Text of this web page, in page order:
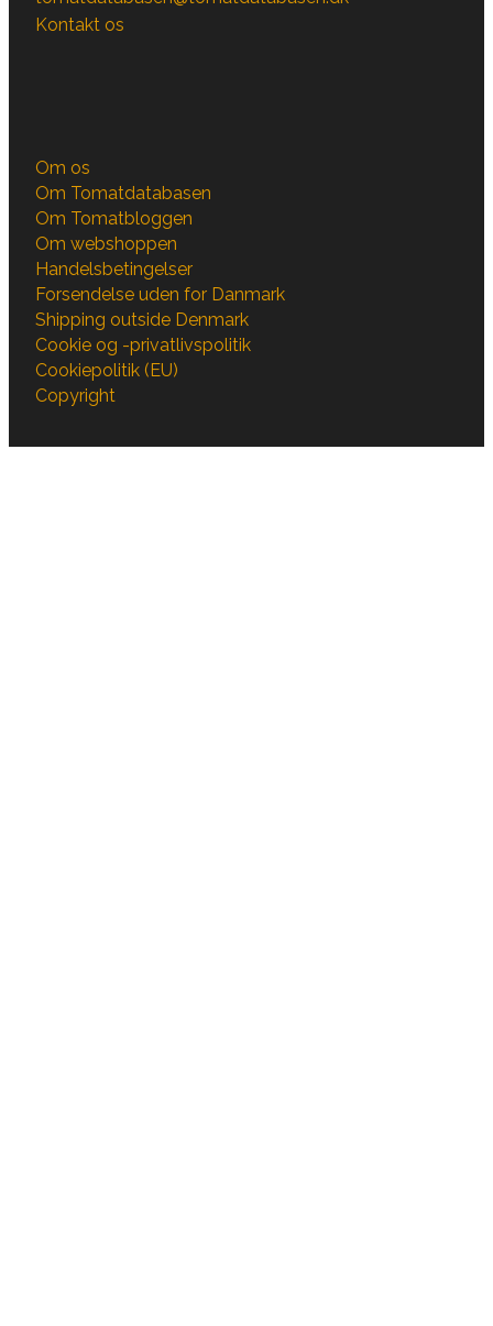
Kontakt os
Om os
Om Tomatdatabasen
Om Tomatbloggen
Om webshoppen
Handelsbetingelser
Forsendelse uden for Danmark
Shipping outside Denmark
Cookie og -privatlivspolitik
Cookiepolitik (EU)
Copyright